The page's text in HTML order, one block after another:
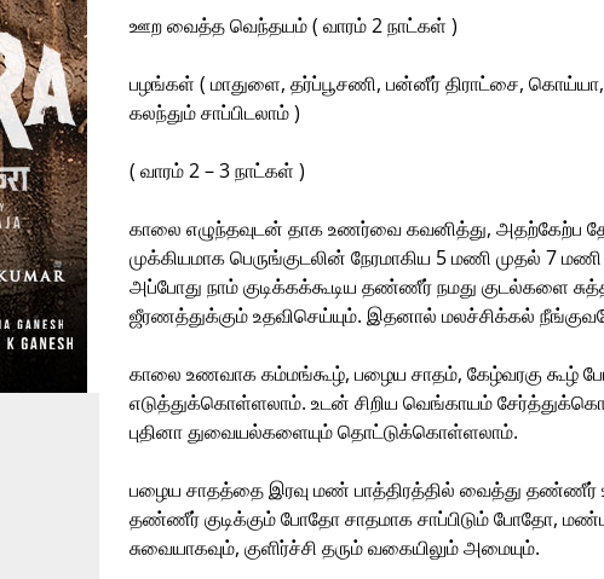
ஊற வைத்த வெந்தயம் ( வாரம் 2 நாட்கள் )
பழங்கள் ( மாதுளை, தர்ப்பூசணி, பன்னீர் திராட்சை,
கலந்தும் சாப்பிடலாம் )
( வாரம் 2 – 3 நாட்கள் )
காலை எழுந்தவுடன் தாக உணர்வை கவனித்து,
முக்கியமாக பெருங்குடலின் நேரமாகிய 5 மணி முதல் 7
அப்போது நாம் குடிக்கக்கூடிய தண்ணீர் நமது குடல்களை
ஜீரணத்துக்கும் உதவிசெய்யும். இதனால் மலச்சிக்கல்
காலை உணவாக கம்மங்கூழ், பழைய சாதம், கேழ்வரகு கூழ்
எடுத்துக்கொள்ளலாம். உடன் சிறிய வெங்காயம்
புதினா துவையல்களையும் தொட்டுக்கொள்ளலாம்.
பழைய சாதத்தை இரவு மண் பாத்திரத்தில் வைத்து
தண்ணீர் குடிக்கும் போதோ சாதமாக சாப்பிடும் போதோ,
சுவையாகவும், குளிர்ச்சி தரும் வகையிலும் அமையும்.